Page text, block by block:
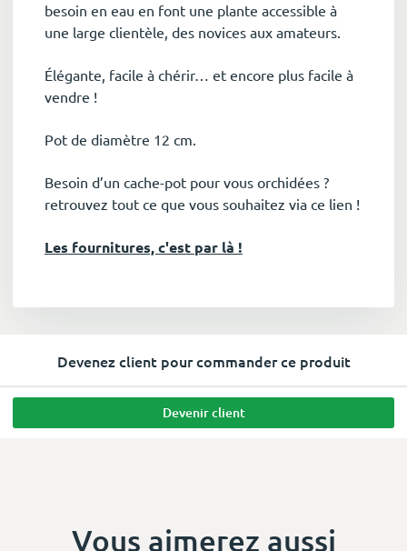
besoin en eau en font une plante accessible à
une large clientèle, des novices aux amateurs.
Élégante, facile à chérir… et encore plus facile à
vendre !
Pot de diamètre 12 cm.
Besoin d’un cache-pot pour vous orchidées ?
retrouvez tout ce que vous souhaitez via ce lien !
Les fournitures, c'est par là !
Devenez client pour commander ce produit
Devenir client
Vous aimerez aussi